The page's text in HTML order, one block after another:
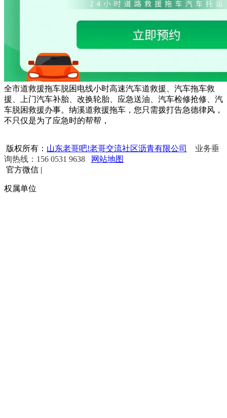
全市道救援拖车脱困电线小时高速汽车道救援、汽车拖车救
援、上门汽车补胎、改换轮胎、应急送油、汽车检修抢修、汽
车脱困救援办事。纳溪道救援拖车，您只需拨打告急德律风，
不只仅是为了应急时的帮帮，
版权所有： 山东老哥吧!老哥交流社区沥青有限公司
业务垂
询热线：156 0531 9638
网站地图
官方微信 |
权属单位